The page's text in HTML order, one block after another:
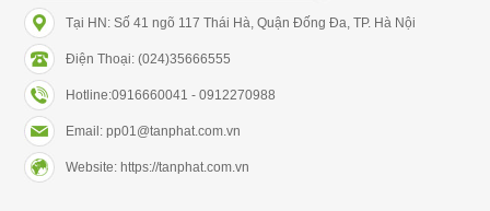
Tại HN: Số 41 ngõ 117 Thái Hà, Quận Đống Đa, TP. Hà Nội
Điện Thoại: (024)35666555
Hotline:0916660041 - 0912270988
Email: pp01@tanphat.com.vn
Website: https://tanphat.com.vn